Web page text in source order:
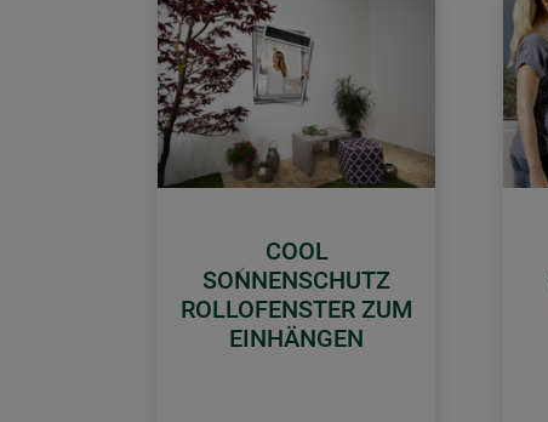
COOL
SONNENSCHUTZ
ROLLOFENSTER ZUM
EINHÄNGEN
Zurück